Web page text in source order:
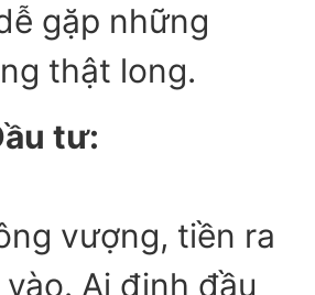
gặp những
thật long.
tư:
vượng, tiền ra
Ai định đầu